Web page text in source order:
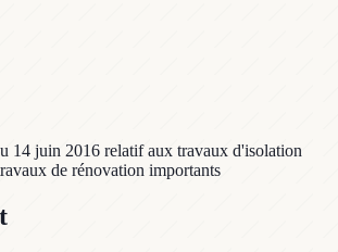
14 juin 2016 relatif aux travaux d'isolation
de rénovation importants